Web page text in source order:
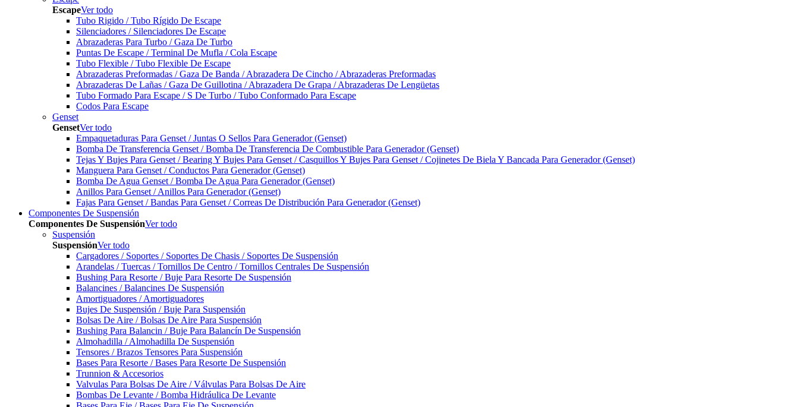
EscapeVer todo
Tubo Rigido / Tubo Rígido De Escape
Silenciadores / Silenciadores De Escape
Abrazaderas Para Turbo / Gaza De Turbo
Puntas De Escape / Terminal De Mufla / Cola Escape
Tubo Flexible / Tubo Flexible De Escape
Abrazaderas Preformadas / Gaza De Banda / Abrazadera De Cincho / Abrazaderas Preformadas
Abrazaderas De Lañas / Gaza De Guillotina / Abrazadera De Grapa / Abrazaderas De Lengüetas
Tubo Formado Para Escape / S De Turbo / Tubo Conformado Para Escape
Codos Para Escape
Genset
GensetVer todo
Empaquetaduras Para Genset / Juntas O Sellos Para Generador (Genset)
Bomba De Transferencia Genset / Bomba De Transferencia De Combustible Para Generador (Genset)
Tejas Y Bujes Para Genset / Bearing Y Bujes Para Genset / Casquillos Y Bujes Para Genset / Cojinetes De Biela Y Bancada Para Generador (Genset)
Manguera Para Genset / Conductos Para Generador (Genset)
Bomba De Agua Genset / Bomba De Agua Para Generador (Genset)
Anillos Para Genset / Anillos Para Generador (Genset)
Fajas Para Genset / Bandas Para Genset / Correas De Distribución Para Generador (Genset)
Componentes De Suspensión
Componentes De SuspensiónVer todo
Suspensión
SuspensiónVer todo
Cargadores / Soportes / Soportes De Chasis / Soportes De Suspensión
Arandelas / Tuercas / Tornillos De Centro / Tornillos Centrales De Suspensión
Bushing Para Resorte / Buje Para Resorte De Suspensión
Balancines / Balancines De Suspensión
Amortiguadores / Amortiguadores
Bujes De Suspensión / Buje Para Suspensión
Bolsas De Aire / Bolsas De Aire Para Suspensión
Bushing Para Balancin / Buje Para Balancín De Suspensión
Almohadilla / Almohadilla De Suspensión
Tensores / Brazos Tensores Para Suspensión
Bases Para Resorte / Bases Para Resorte De Suspensión
Trunnion & Accesorios
Valvulas Para Bolsas De Aire / Válvulas Para Bolsas De Aire
Bombas De Levante / Bomba Hidráulica De Levante